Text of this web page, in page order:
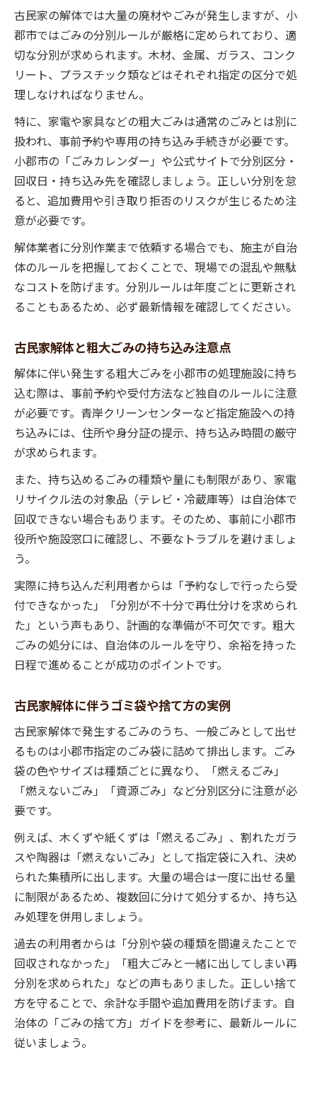
古民家の解体では大量の廃材やごみが発生しますが、小
郡市ではごみの分別ルールが厳格に定められており、適
切な分別が求められます。木材、金属、ガラス、コンク
リート、プラスチック類などはそれぞれ指定の区分で処
理しなければなりません。
特に、家電や家具などの粗大ごみは通常のごみとは別に
扱われ、事前予約や専用の持ち込み手続きが必要です。
小郡市の「ごみカレンダー」や公式サイトで分別区分・
回収日・持ち込み先を確認しましょう。正しい分別を怠
ると、追加費用や引き取り拒否のリスクが生じるため注
意が必要です。
解体業者に分別作業まで依頼する場合でも、施主が自治
体のルールを把握しておくことで、現場での混乱や無駄
なコストを防げます。分別ルールは年度ごとに更新され
ることもあるため、必ず最新情報を確認してください。
古民家解体と粗大ごみの持ち込み注意点
解体に伴い発生する粗大ごみを小郡市の処理施設に持ち
込む際は、事前予約や受付方法など独自のルールに注意
が必要です。青岸クリーンセンターなど指定施設への持
ち込みには、住所や身分証の提示、持ち込み時間の厳守
が求められます。
また、持ち込めるごみの種類や量にも制限があり、家電
リサイクル法の対象品（テレビ・冷蔵庫等）は自治体で
回収できない場合もあります。そのため、事前に小郡市
役所や施設窓口に確認し、不要なトラブルを避けましょ
う。
実際に持ち込んだ利用者からは「予約なしで行ったら受
付できなかった」「分別が不十分で再仕分けを求められ
た」という声もあり、計画的な準備が不可欠です。粗大
ごみの処分には、自治体のルールを守り、余裕を持った
日程で進めることが成功のポイントです。
古民家解体に伴うゴミ袋や捨て方の実例
古民家解体で発生するごみのうち、一般ごみとして出せ
るものは小郡市指定のごみ袋に詰めて排出します。ごみ
袋の色やサイズは種類ごとに異なり、「燃えるごみ」
「燃えないごみ」「資源ごみ」など分別区分に注意が必
要です。
例えば、木くずや紙くずは「燃えるごみ」、割れたガラ
スや陶器は「燃えないごみ」として指定袋に入れ、決め
られた集積所に出します。大量の場合は一度に出せる量
に制限があるため、複数回に分けて処分するか、持ち込
み処理を併用しましょう。
過去の利用者からは「分別や袋の種類を間違えたことで
回収されなかった」「粗大ごみと一緒に出してしまい再
分別を求められた」などの声もありました。正しい捨て
方を守ることで、余計な手間や追加費用を防げます。自
治体の「ごみの捨て方」ガイドを参考に、最新ルールに
従いましょう。